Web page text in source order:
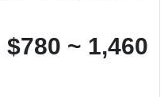
$780 ~ 1,460